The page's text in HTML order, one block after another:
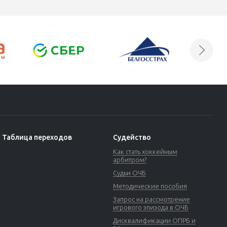
Таблица переходов Судейство
Как стать хоккейным
арбитром?
Судьи ОЧБ
Методические пособия
Запрос на рассмотрение
игрового эпизода в ОЧБ
Дисквалификации ОПРБ и